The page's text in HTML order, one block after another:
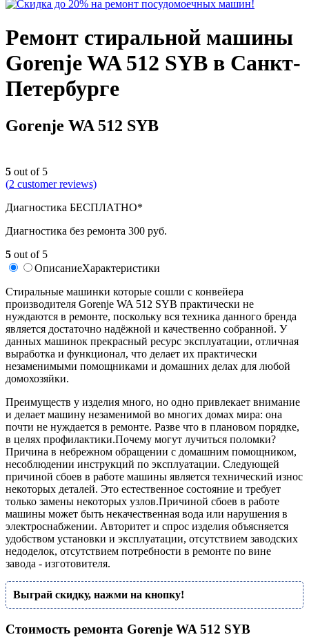
Ремонт стиральной машины
Gorenje WA 512 SYB в Санкт-
Петербурге
Gorenje WA 512 SYB
5 out of 5
(2 customer reviews)
Диагностика БЕСПЛАТНО*
Диагностика без ремонта 300 руб.
5 out of 5
ОписаниеХарактеристики
Стиральные машинки которые сошли с конвейера
производителя Gorenje WA 512 SYB практически не
нуждаются в ремонте, поскольку вся техника данного бренда
является достаточно надёжной и качественно собранной. У
данных машинок прекрасный ресурс эксплуатации, отличная
выработка и функционал, что делает их практически
незаменимыми помощниками и домашних делах для любой
домохозяйки.
Преимуществ у изделия много, но одно привлекает внимание
и делает машину незаменимой во многих домах мира: она
почти не нуждается в ремонте. Разве что в плановом порядке,
в целях профилактики.Почему могут лучиться поломки?
Причина в небрежном обращении с домашним помощником,
несоблюдении инструкций по эксплуатации. Следующей
причиной сбоев в работе машины является технический износ
некоторых деталей. Это естественное состояние и требует
только замены некоторых узлов.Причиной сбоев в работе
машины может быть некачественная вода или нарушения в
электроснабжении. Авторитет и спрос изделия объясняется
удобством установки и эксплуатации, отсутствием заводских
недоделок, отсутствием потребности в ремонте по вине
завода - изготовителя.
Выграй скидку, нажми на кнопку!
Стоимость ремонта Gorenje WA 512 SYB